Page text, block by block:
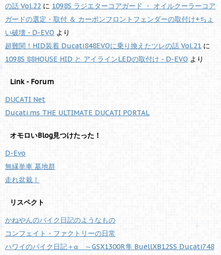
の話 Vol.22 に 1098S ラジエターコアガード ・ オイルクーラーコア
ガードの選定・取付 ＆ カーボンフロントフェンダーの取付け+ちょ
い破壊 - D-EVO より
超難関！HID装着 Ducati848EVOに乗り換えたツレの話 Vol.21 に
1098S 88HOUSE HID と アイラインLEDの取付け - D-EVO より
Link - Forum
DUCATI Net
Ducati.ms THE ULTIMATE DUCATI PORTAL
オモロいBlog見つけたった！
D-Evo
無縁単車 墓地群
走れ盆栽！
リスペクト
かねやんのバイク日記のようなもの
コンフェイト・ファクトリーの日常
ハワイのバイク日記＋α ～GSX1300R隼 BuellXB12SS Ducati748